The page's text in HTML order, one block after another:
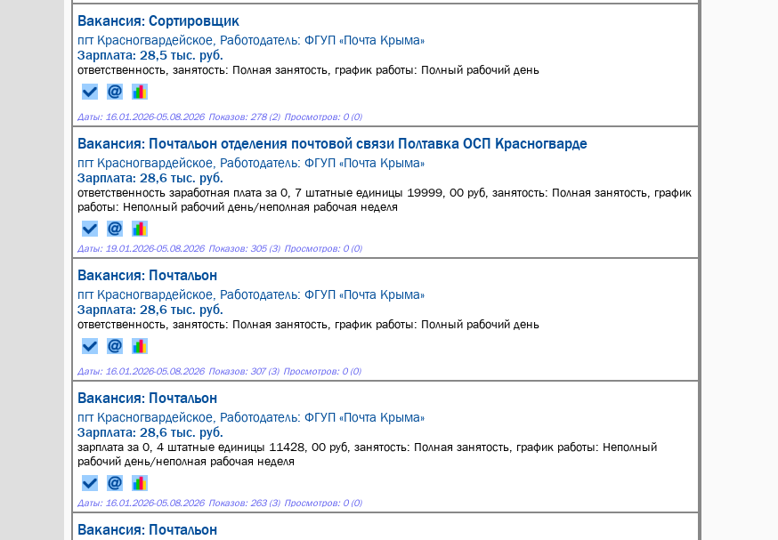
Вакансия: Сортировщик
пгт Красногвардейское, Работодатель: ФГУП «Почта Крыма»
Зарплата: 28,5 тыс. руб.
ответственность, занятость: Полная занятость, график работы: Полный рабочий день
Даты: 16.01.2026-05.08.2026 Показов: 278 (2) Просмотров: 0 (0)
Вакансия: Почтальон отделения почтовой связи Полтавка ОСП Красногварде
пгт Красногвардейское, Работодатель: ФГУП «Почта Крыма»
Зарплата: 28,6 тыс. руб.
ответственность заработная плата за 0, 7 штатные единицы 19999, 00 руб, занятость: Полная занятость, график
работы: Неполный рабочий день/неполная рабочая неделя
Даты: 19.01.2026-05.08.2026 Показов: 305 (3) Просмотров: 0 (0)
Вакансия: Почтальон
пгт Красногвардейское, Работодатель: ФГУП «Почта Крыма»
Зарплата: 28,6 тыс. руб.
ответственность, занятость: Полная занятость, график работы: Полный рабочий день
Даты: 16.01.2026-05.08.2026 Показов: 307 (3) Просмотров: 0 (0)
Вакансия: Почтальон
пгт Красногвардейское, Работодатель: ФГУП «Почта Крыма»
Зарплата: 28,6 тыс. руб.
зарплата за 0, 4 штатные единицы 11428, 00 руб, занятость: Полная занятость, график работы: Неполный
рабочий день/неполная рабочая неделя
Даты: 16.01.2026-05.08.2026 Показов: 263 (3) Просмотров: 0 (0)
Вакансия: Почтальон